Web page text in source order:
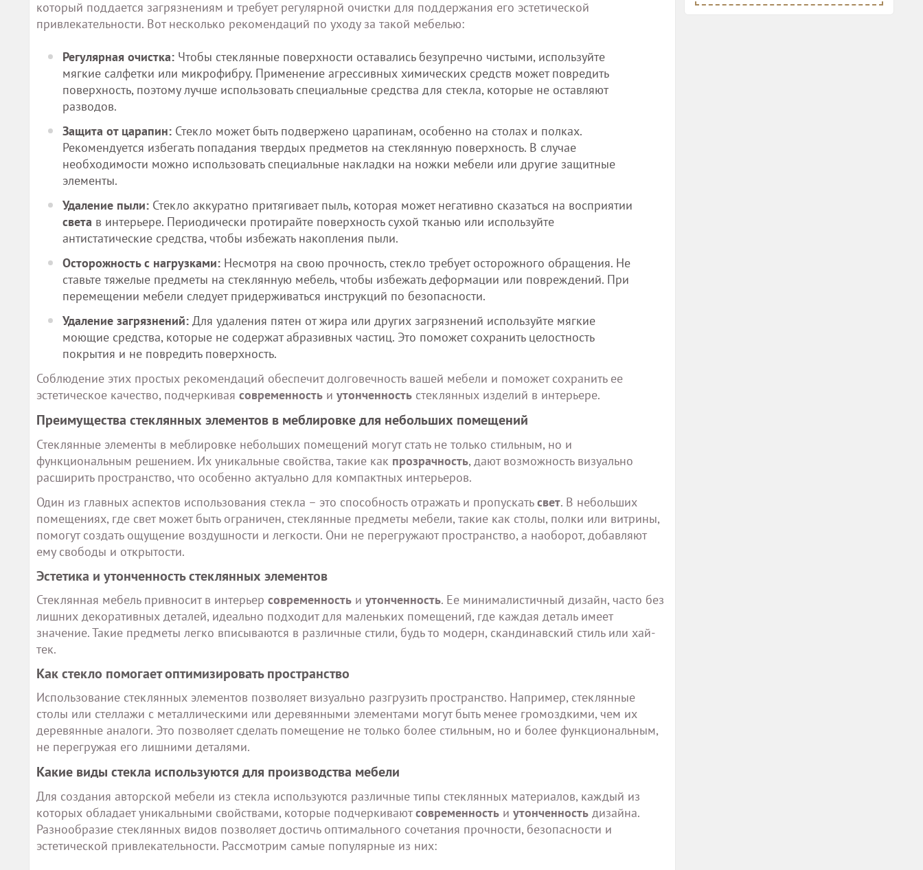
который поддается загрязнениям и требует регулярной очистки для поддержания его эстетической
привлекательности. Вот несколько рекомендаций по уходу за такой мебелью:
Регулярная очистка: Чтобы стеклянные поверхности оставались безупречно чистыми, используйте
мягкие салфетки или микрофибру. Применение агрессивных химических средств может повредить
поверхность, поэтому лучше использовать специальные средства для стекла, которые не оставляют
разводов.
Защита от царапин: Стекло может быть подвержено царапинам, особенно на столах и полках.
Рекомендуется избегать попадания твердых предметов на стеклянную поверхность. В случае
необходимости можно использовать специальные накладки на ножки мебели или другие защитные
элементы.
Удаление пыли: Стекло аккуратно притягивает пыль, которая может негативно сказаться на восприятии
света в интерьере. Периодически протирайте поверхность сухой тканью или используйте
антистатические средства, чтобы избежать накопления пыли.
Осторожность с нагрузками: Несмотря на свою прочность, стекло требует осторожного обращения. Не
ставьте тяжелые предметы на стеклянную мебель, чтобы избежать деформации или повреждений. При
перемещении мебели следует придерживаться инструкций по безопасности.
Удаление загрязнений: Для удаления пятен от жира или других загрязнений используйте мягкие
моющие средства, которые не содержат абразивных частиц. Это поможет сохранить целостность
покрытия и не повредить поверхность.
Соблюдение этих простых рекомендаций обеспечит долговечность вашей мебели и поможет сохранить ее
эстетическое качество, подчеркивая современность и утонченность стеклянных изделий в интерьере.
Преимущества стеклянных элементов в меблировке для небольших помещений
Стеклянные элементы в меблировке небольших помещений могут стать не только стильным, но и
функциональным решением. Их уникальные свойства, такие как прозрачность, дают возможность визуально
расширить пространство, что особенно актуально для компактных интерьеров.
Один из главных аспектов использования стекла – это способность отражать и пропускатьсвет. В небольших
помещениях, где свет может быть ограничен, стеклянные предметы мебели, такие как столы, полки или витрины,
помогут создать ощущение воздушности и легкости. Они не перегружают пространство, а наоборот, добавляют
ему свободы и открытости.
Эстетика и утонченность стеклянных элементов
Стеклянная мебель привносит в интерьер современность и утонченность. Ее минималистичный дизайн, часто без
лишних декоративных деталей, идеально подходит для маленьких помещений, где каждая деталь имеет
значение. Такие предметы легко вписываются в различные стили, будь то модерн, скандинавский стиль или хай-
тек.
Как стекло помогает оптимизировать пространство
Использование стеклянных элементов позволяет визуально разгрузить пространство. Например, стеклянные
столы или стеллажи с металлическими или деревянными элементами могут быть менее громоздкими, чем их
деревянные аналоги. Это позволяет сделать помещение не только более стильным, но и более функциональным,
не перегружая его лишними деталями.
Какие виды стекла используются для производства мебели
Для создания авторской мебели из стекла используются различные типы стеклянных материалов, каждый из
которых обладает уникальными свойствами, которые подчеркиваютсовременность и утонченность дизайна.
Разнообразие стеклянных видов позволяет достичь оптимального сочетания прочности, безопасности и
эстетической привлекательности. Рассмотрим самые популярные из них: